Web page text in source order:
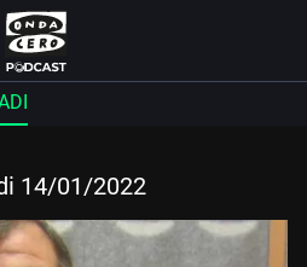
14/01/2022